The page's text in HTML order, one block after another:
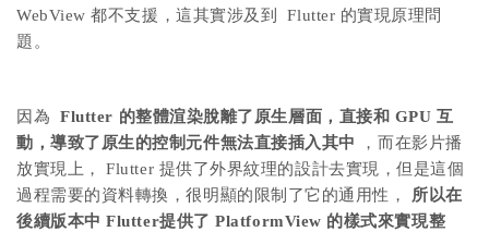
WebView 都不支援，這其實涉及到 Flutter 的實現原理問
題。
因為Flutter 的整體渲染脫離了原生層面，直接和 GPU 互
動，導致了原生的控制元件無法直接插入其中
，而在影片播
放實現上， Flutter 提供了外界紋理的設計去實現，但是這個
過程需要的資料轉換，很明顯的限制了它的通用性， 所以在
後續版本中 Flutter提供了 PlatformView 的樣式來實現整